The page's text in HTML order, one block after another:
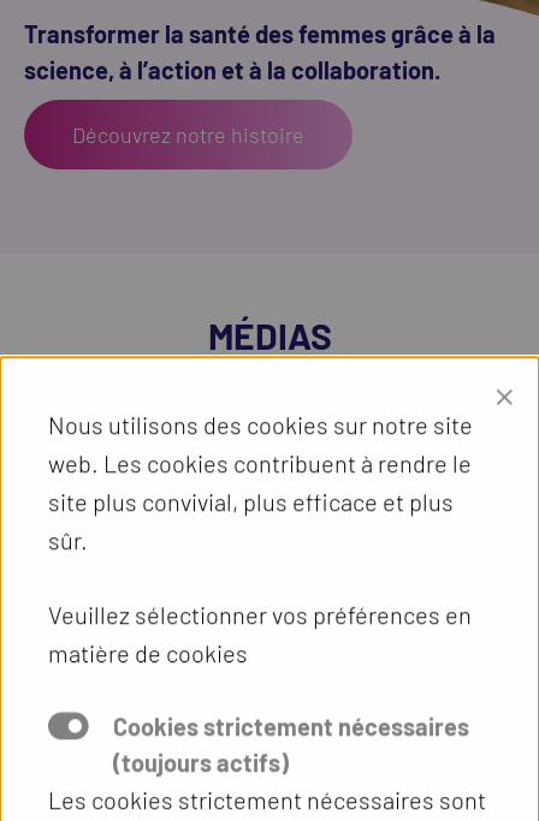
Transformer la santé des femmes grâce à la
science, à l’action et à la collaboration.
Découvrez notre histoire
MÉDIAS
Nous utilisons des cookies sur notre site
web. Les cookies contribuent à rendre le
site plus convivial, plus efficace et plus
sûr.
Veuillez sélectionner vos préférences en
matière de cookies
Cookies strictement nécessaires
(toujours actifs)
Les cookies strictement nécessaires sont
×